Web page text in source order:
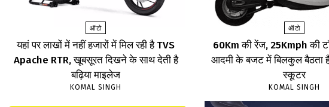
ऑटो
यहां पर लाखों में नहीं हजारों में मिल रही है TVS
Apache RTR, खूबसूरत दिखने के साथ देती है
बढ़िया माइलेज
KOMAL SINGH
ऑटो
60Km की रेंज, 25Kmph की
आदमी के बजट में बिलकुल बैठता
स्कूटर
KOMAL SINGH